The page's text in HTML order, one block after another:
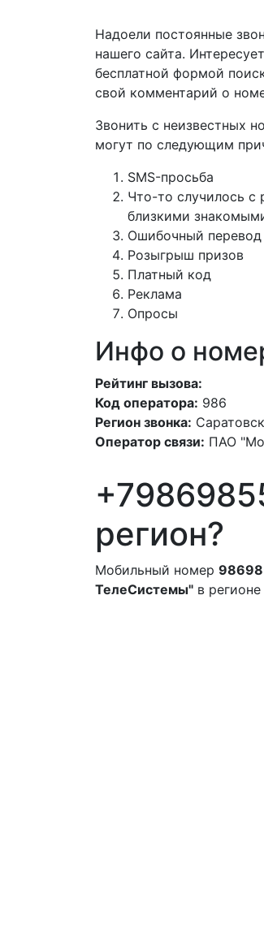
Надоели постоянные
нашего сайта.
бесплатной формой
свой комментарий о
Звонить с неизвестных
могут по следующим
SMS-просьба
Что-то случилось с
близкими
Ошибочный перевод
Розыгрыш призов
Платный код
Реклама
Опросы
Инфо о
Рейтинг вызова:
Код оператора: 986
Регион звонка:
Оператор связи: ПАО
регион?
Мобильный номер
ТелеСистемы" в регионе